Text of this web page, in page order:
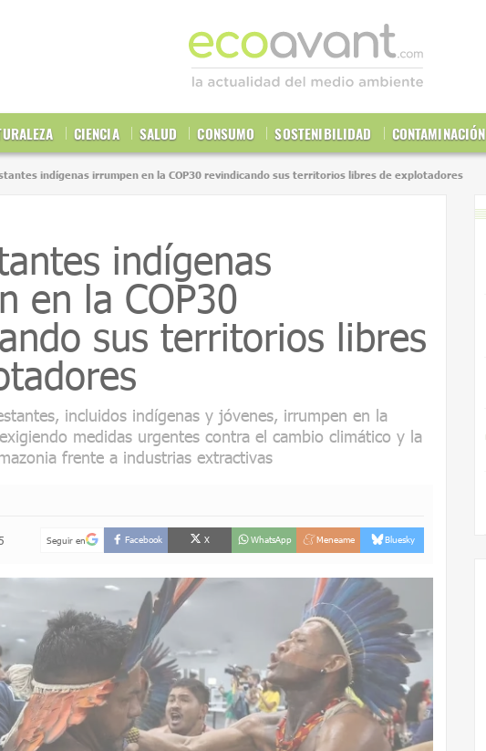
CIENCIA SALUD CONSUMO SOSTENIBILIDAD CONTAMINACIÓN
indígenas irrumpen en la COP30 revindicando sus territorios libres de explotadores
indígenas
en la COP30
sus territorios libres
incluidos indígenas y jóvenes, irrumpen en la
medidas urgentes contra el cambio climático y la
frente a industrias extractivas
Seguir en Facebook X WhatsApp Meneame Bluesky